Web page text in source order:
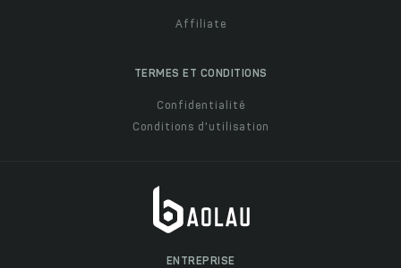
Affiliate
TERMES ET CONDITIONS
Confidentialité
Conditions d'utilisation
ENTREPRISE